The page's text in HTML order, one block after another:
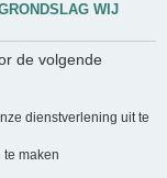
WIJ
de volgende
dienstverlening uit te
maken